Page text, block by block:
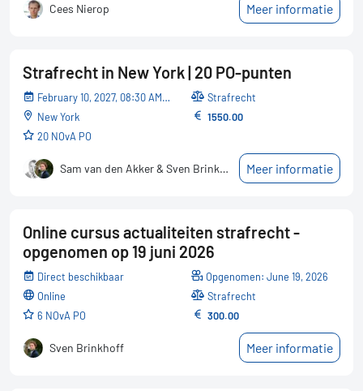
Cees Nierop Meer informatie
Strafrecht in New York | 20 PO-punten
February 10, 2027, 08:30 AM - February 13, 2027, 01:00 PM
New York
20 NOvA PO
Strafrecht
1550.00
Sam van den Akker & Sven Brinkhoff Meer informatie
Online cursus actualiteiten strafrecht -
opgenomen op 19 juni 2026
Direct beschikbaar
online
6 NOvA PO
Opgenomen: June 19, 2026
Strafrecht
300.00
Sven Brinkhoff Meer informatie